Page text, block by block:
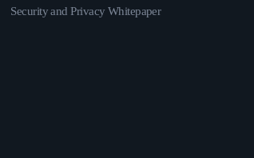
Security and Privacy Whitepaper